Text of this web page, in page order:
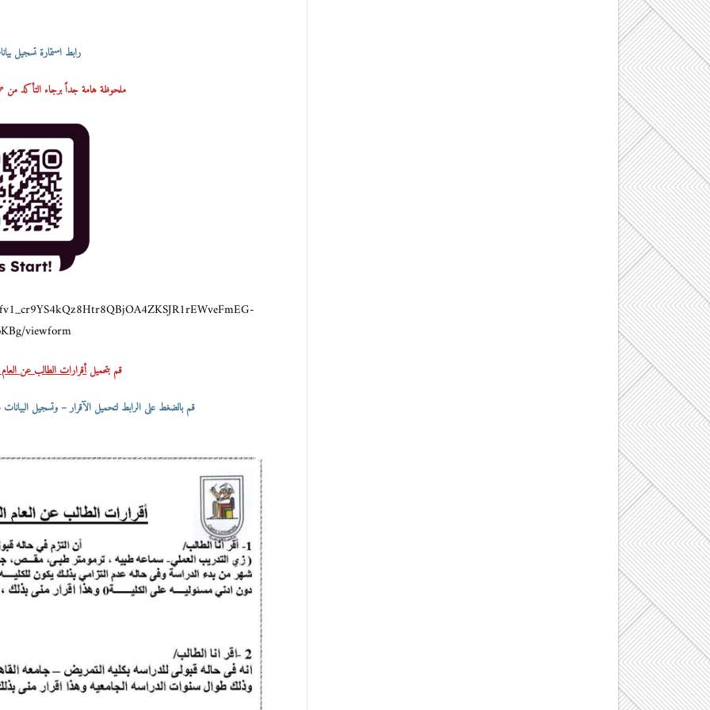
رابط استمارة تسجيل
ملحوظة هامة جداً برجاء التأكد من
viewform
قم بتحميلأقرارات الطالب عن العام
قم بالضغط على الرابط لتحميل الآقرار – وتسجيل